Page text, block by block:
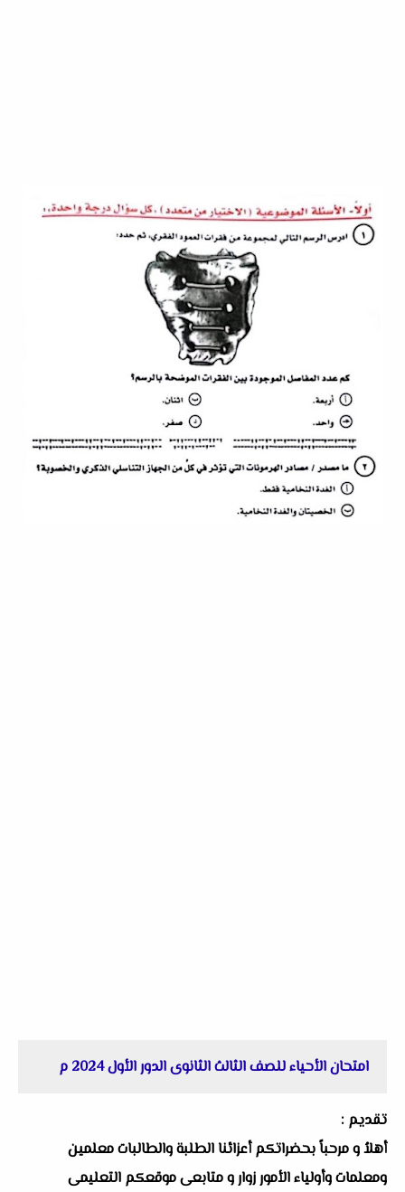
امتحان الأحياء للصف الثالث الثانوى الدور الأول 2024 م
تقديم :
أهلاُ و مرحباً بحضراتكم أعزائنا الطلبة والطالبات معلمين
ومعلمات وأولياء الأمور زوار و متابعى موقعكم التعليمى